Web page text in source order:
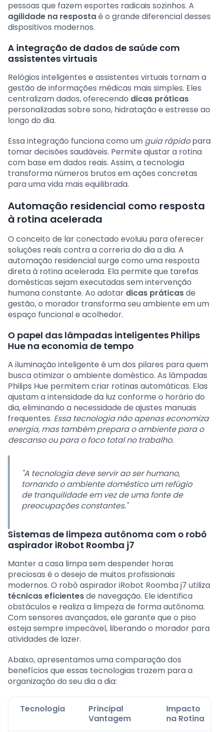
pessoas que fazem esportes radicais sozinhos. A
agilidade na respostaé o grande diferencial desses
dispositivos modernos.
A integração de dados de saúde com
assistentes virtuais
Relógios inteligentes e assistentes virtuais tornam a
gestão de informações médicas mais simples. Eles
centralizam dados, oferecendo dicas práticas
personalizadas sobre sono, hidratação e estresse ao
longo do dia.
Essa integração funciona como um guia rápidopara
tomar decisões saudáveis. Permite ajustar a rotina
com base em dados reais. Assim, a tecnologia
transforma números brutos em ações concretas
para uma vida mais equilibrada.
Automação residencial como resposta
à rotina acelerada
O conceito de lar conectado evoluiu para oferecer
soluções reais contra a correria do dia a dia. A
automação residencial surge como uma resposta
direta à rotina acelerada. Ela permite que tarefas
domésticas sejam executadas sem intervenção
humana constante. Ao adotar dicas práticasde
gestão, o morador transforma seu ambiente em um
espaço funcional e acolhedor.
O papel das lâmpadas inteligentes Philips
Hue na economia de tempo
A iluminação inteligente é um dos pilares para quem
busca otimizar o ambiente doméstico. As lâmpadas
Philips Hue permitem criar rotinas automáticas. Elas
ajustam a intensidade da luz conforme o horário do
dia, eliminando a necessidade de ajustes manuais
frequentes. Essa tecnologia não apenas economiza
energia, mas também prepara o ambiente para o
descanso ou para o foco total no trabalho.
"A tecnologia deve servir ao ser humano,
tornando o ambiente doméstico um refúgio
de tranquilidade em vez de uma fonte de
preocupações constantes."
Sistemas de limpeza autônoma com o robô
aspirador iRobot Roomba j7
Manter a casa limpa sem despender horas
preciosas é o desejo de muitos profissionais
modernos. O robô aspirador iRobot Roomba j7 utiliza
técnicas eficientesde navegação. Ele identifica
obstáculos e realiza a limpeza de forma autônoma.
Com sensores avançados, ele garante que o piso
esteja sempre impecável, liberando o morador para
atividades de lazer.
Abaixo, apresentamos uma comparação dos
benefícios que essas tecnologias trazem para a
organização do seu dia a dia:
Tecnologia
Principal
Vantagem
Impacto
na Rotina